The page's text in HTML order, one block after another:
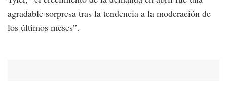
agradable sorpresa tras la tendencia a la moderación de
los últimos meses”.